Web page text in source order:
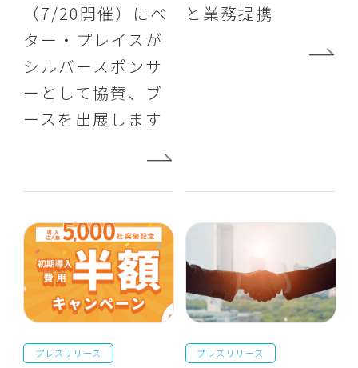
（7/20開催）にベ
ター・プレイスが
シルバースポンサ
ーとして協賛、ブ
ースを出展します
と業務提携
プレスリリース プレスリリース